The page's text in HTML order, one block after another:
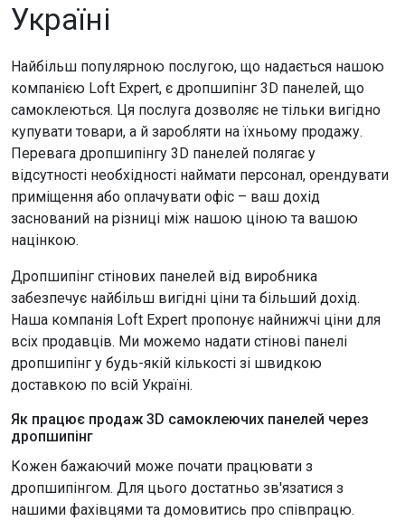
Україні
Найбільш популярною послугою, що надається нашою
компанією Loft Expert, є дропшипінг 3D панелей, що
самоклеються. Ця послуга дозволяє не тільки вигідно
купувати товари, а й заробляти на їхньому продажу.
Перевага дропшипінгу 3D панелей полягає у
відсутності необхідності наймати персонал, орендувати
приміщення або оплачувати офіс – ваш дохід
заснований на різниці між нашою ціною та вашою
націнкою.
Дропшипінг стінових панелей від виробника
забезпечує найбільш вигідні ціни та більший дохід.
Наша компанія Loft Expert пропонує найнижчі ціни для
всіх продавців. Ми можемо надати стінові панелі
дропшипінг у будь-якій кількості зі швидкою
доставкою по всій Україні.
Як працює продаж 3D самоклеючих панелей через
дропшипінг
Кожен бажаючий може почати працювати з
дропшипінгом. Для цього достатньо зв'язатися з
нашими фахівцями та домовитись про співпрацю.